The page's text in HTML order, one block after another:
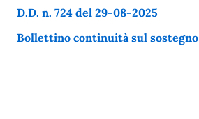
D.D. n. 724 del 29-08-2025
Bollettino continuità sul sostegno